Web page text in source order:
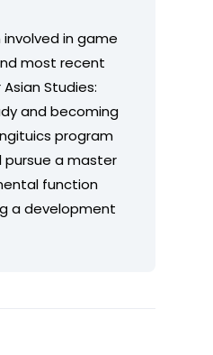
in game
most recent
Studies:
and becoming
program
pursue a master
function
a development